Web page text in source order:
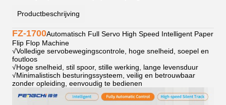
Productbeschrijving
FZ-1700Automatisch Full Servo High Speed Intelligent Paper
Flip Flop Machine
√Volledige servobewegingscontrole, hoge snelheid, soepel en
foutloos
√Hoge snelheid, stil spoor, stille werking, lange levensduur
√Minimalistisch besturingssysteem, veilig en betrouwbaar
zonder opleiding, eenvoudig te bedienen